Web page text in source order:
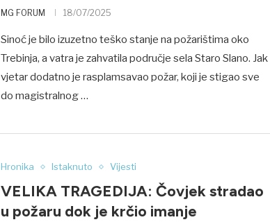
MG FORUM 18/07/2025
Sinoć je bilo izuzetno teško stanje na požarištima oko
Trebinja, a vatra je zahvatila područje sela Staro Slano. Jak
vjetar dodatno je rasplamsavao požar, koji je stigao sve
do magistralnog …
Hronika Istaknuto Vijesti
VELIKA TRAGEDIJA: Čovjek stradao
u požaru dok je krčio imanje